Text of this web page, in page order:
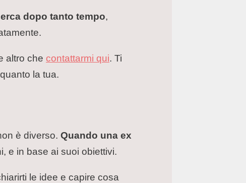
dopo tanto tempo,
altro che contattarmi qui. Ti
la tua.
è diverso. Quando una ex
e in base ai suoi obiettivi.
le idee e capire cosa